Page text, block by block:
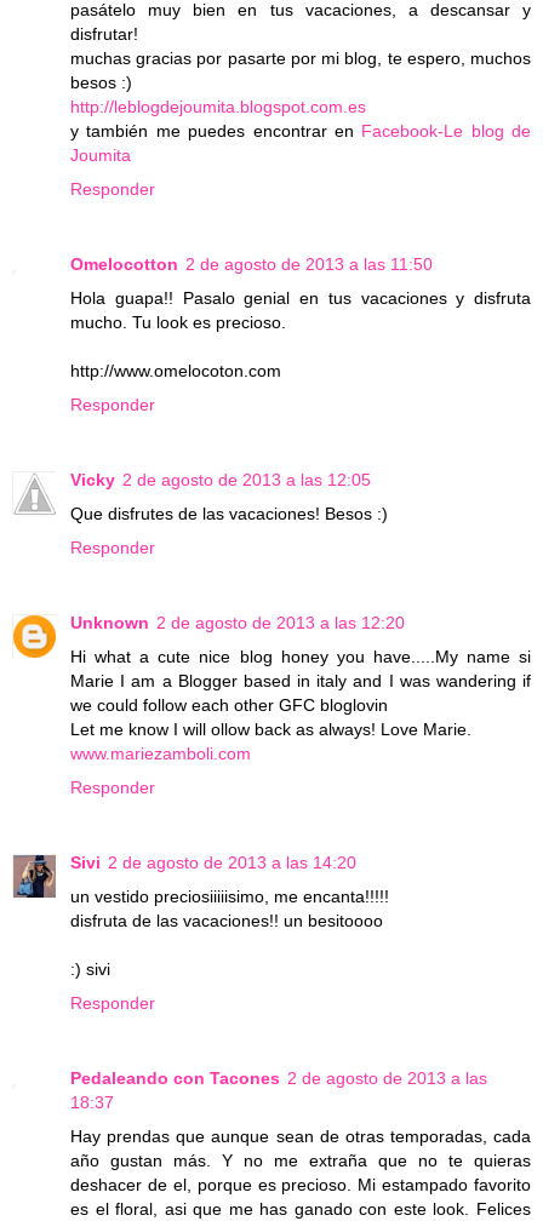
pasátelo muy bien en tus vacaciones, a descansar y
disfrutar!
muchas gracias por pasarte por mi blog, te espero, muchos
besos :)
http://leblogdejoumita.blogspot.com.es
y también me puedes encontrar en Facebook-Le blog de
Joumita
Responder
Omelocotton 2 de agosto de 2013 a las 11:50
Hola guapa!! Pasalo genial en tus vacaciones y disfruta
mucho. Tu look es precioso.
http://www.omelocoton.com
Responder
Vicky 2 de agosto de 2013 a las 12:05
Que disfrutes de las vacaciones! Besos :)
Responder
Unknown 2 de agosto de 2013 a las 12:20
Hi what a cute nice blog honey you have.....My name si
Marie I am a Blogger based in italy and I was wandering if
we could follow each other GFC bloglovin
Let me know I will ollow back as always! Love Marie.
www.mariezamboli.com
Responder
Sivi 2 de agosto de 2013 a las 14:20
un vestido preciosiiiiisimo, me encanta!!!!!
disfruta de las vacaciones!! un besitoooo
:) sivi
Responder
Pedaleando con Tacones 2 de agosto de 2013 a las
18:37
Hay prendas que aunque sean de otras temporadas, cada
año gustan más. Y no me extraña que no te quieras
deshacer de el, porque es precioso. Mi estampado favorito
es el floral, asi que me has ganado con este look. Felices